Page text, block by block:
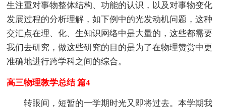
生注重对事物整体结构、功能的认识，以及对事物变化
发展过程的分析理解，如下例中的光发动机问题，这种
交汇点在理、化、生知识网络中是大量的，这些都需要
我们去研究，做这些研究的目的是为了在物理赞赏中更
准确地进行跨学科之间的综合。
高三物理教学总结 篇4
转眼间，短暂的一学期时光又即将过去。本学期我